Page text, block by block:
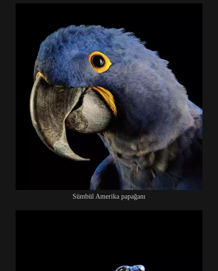
Sümbül Amerika papağanı